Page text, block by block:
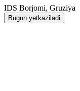
IDS Borjomi, Gruziya
Bugun yetkaziladi